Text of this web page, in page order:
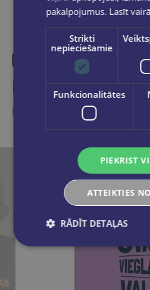
Līdzīgas
Ieskaties, varbūt noder
pakalpojumus. Lasīt
Strikti
nepieciešamie
Funkcionalitātes
PIEKRIST
ATTEIKTIES
RĀDĪT DETAĻAS